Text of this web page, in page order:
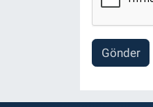
Gönder